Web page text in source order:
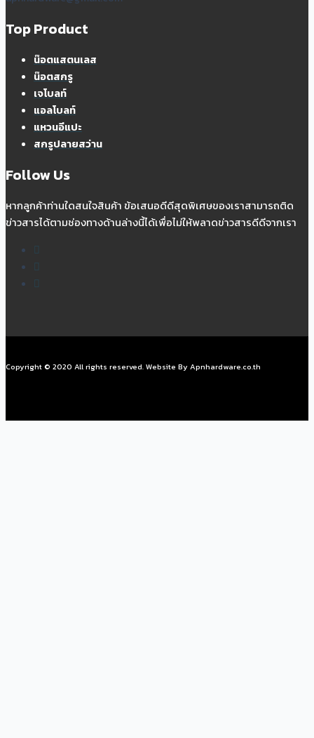
Top Product
น๊อตแสตนเลส
น๊อตสกรู
เจโบลท์
แอลโบลท์
แหวนอีแปะ
สกรูปลายสว่าน
Follow Us
หากลูกค้าท่านใดสนใจสินค้า ข้อเสนอดีดีสุดพิเศษของเราสามารถติด
ข่าวสารได้ตามช่องทางด้านล่างนี้ได้เพื่อไม่ให้พลาดข่าวสารดีดีจากเรา
Copyright © 2020 All rights reserved. Website By Apnhardware.co.th